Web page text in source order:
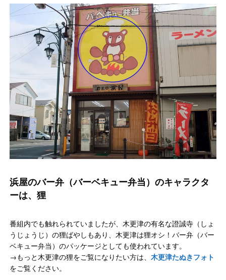
浜屋のバー弁（バーベキュー弁当）のキャラクタ
ーは、狸
番組内でも触れられていましたが、木更津の有名な證誠寺（しょ
うじょうじ）の狸ばやしもあり、木更津は狸オシ！バー弁（バー
ベキュー弁当）のパッケージとしても使われています。
→もっと木更津の狸をご覧になりたい方は、木更津たぬきフォト
をご覧ください。